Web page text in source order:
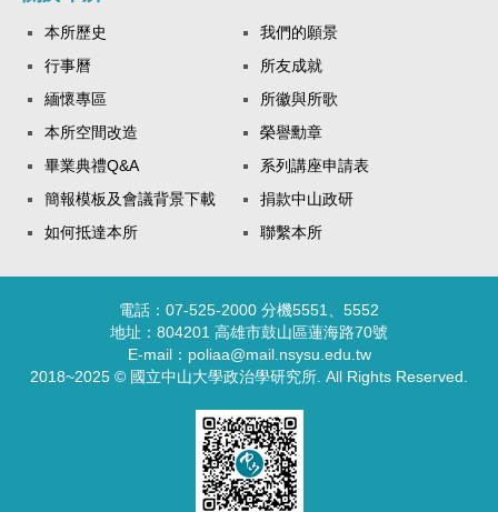
本所歷史
我們的願景
行事曆
所友成就
緬懷專區
所徽與所歌
本所空間改造
榮譽勳章
畢業典禮Q&A
系列講座申請表
簡報模板及會議背景下載
捐款中山政研
如何抵達本所
聯繫本所
電話：07-525-2000 分機5551、5552
地址：804201 高雄市鼓山區蓮海路70號
E-mail：poliaa@mail.nsysu.edu.tw
2018~2025 © 國立中山大學政治學研究所. All Rights Reserved.